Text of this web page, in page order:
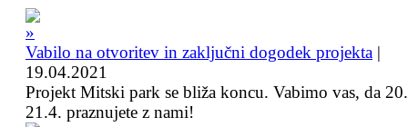
Vabilo na otvoritev in zaključni dogodek projekta |
19.04.2021
Projekt Mitski park se bliža koncu. Vabimo vas, da
21.4. praznujete z nami!